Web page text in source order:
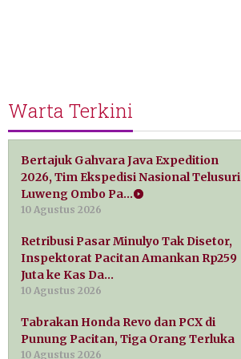
Warta Terkini
Bertajuk Gahvara Java Expedition
2026, Tim Ekspedisi Nasional Telusuri
Luweng Ombo Pa…
10 Agustus 2026
Retribusi Pasar Minulyo Tak Disetor,
Inspektorat Pacitan Amankan Rp259
Juta ke Kas Da…
10 Agustus 2026
Tabrakan Honda Revo dan PCX di
Punung Pacitan, Tiga Orang Terluka
10 Agustus 2026